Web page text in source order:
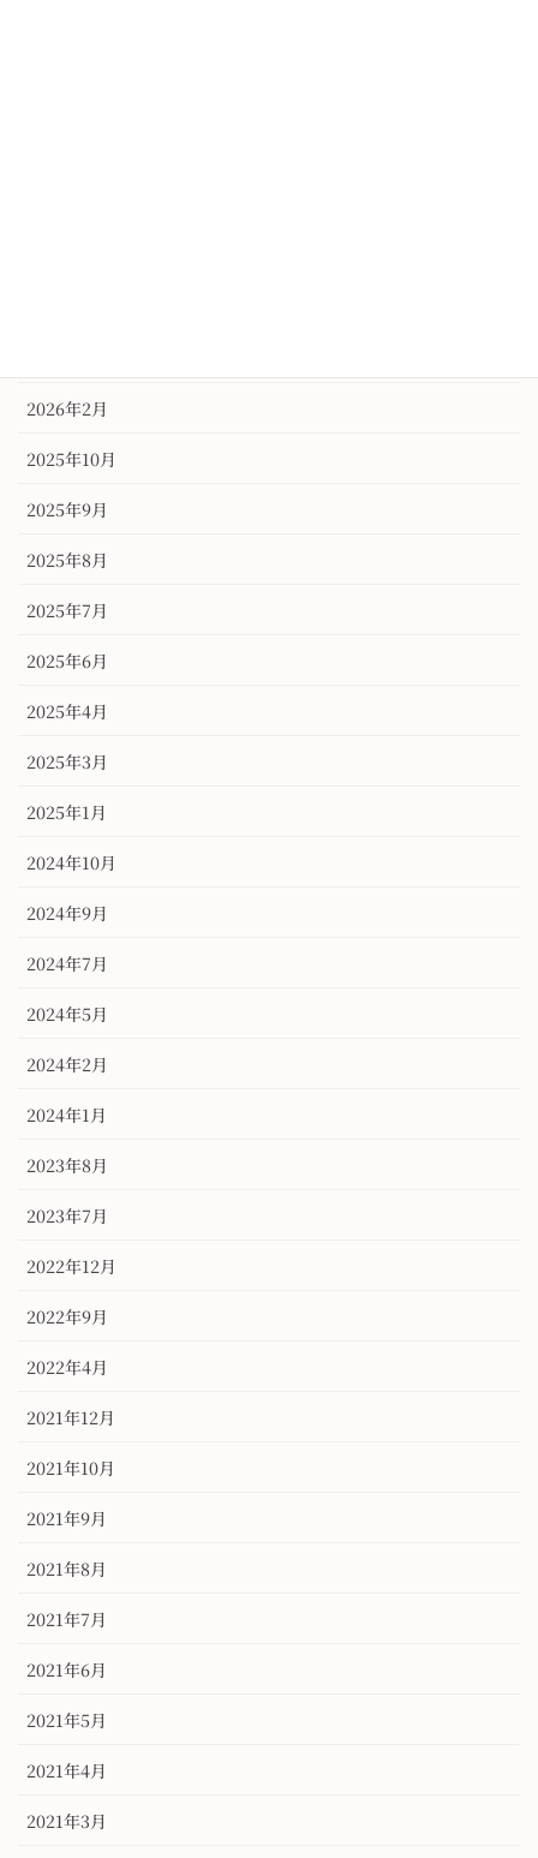
2026年2月
2025年10月
2025年9月
2025年8月
2025年7月
2025年6月
2025年4月
2025年3月
2025年1月
2024年10月
2024年9月
2024年7月
2024年5月
2024年2月
2024年1月
2023年8月
2023年7月
2022年12月
2022年9月
2022年4月
2021年12月
2021年10月
2021年9月
2021年8月
2021年7月
2021年6月
2021年5月
2021年4月
2021年3月